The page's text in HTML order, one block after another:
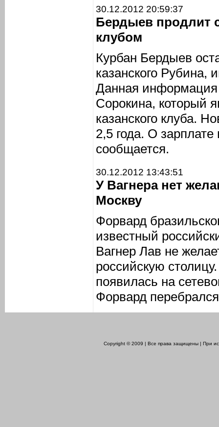
30.12.2012 20:59:37
Бердыев продлит
клубом
Курбан Бердыев
казанского
Данная информация
Сорокина, который
казанского клуба.
2,5 года. О
сообщается.
30.12.2012 13:43:51
У Вагнера нет
Москву
Форвард
известный
Вагнер Лав не
российскую
появилась на
Форвард
Copyright © 2009 | Все права защищены | При